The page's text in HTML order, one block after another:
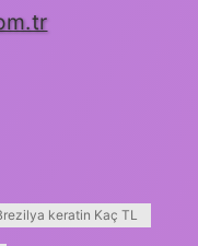
keratin Kaç TL